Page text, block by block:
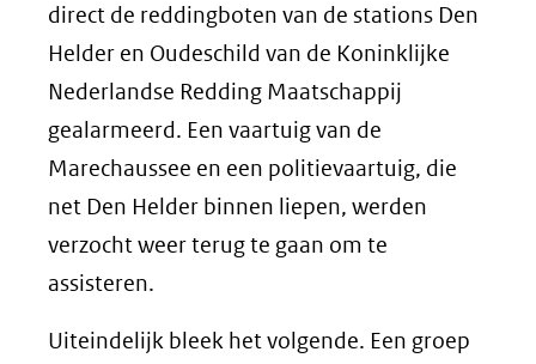
direct de reddingboten van de stations Den
Helder en Oudeschild van de Koninklijke
Nederlandse Redding Maatschappij
gealarmeerd. Een vaartuig van de
Marechaussee en een politievaartuig, die
net Den Helder binnen liepen, werden
verzocht weer terug te gaan om te
assisteren.
Uiteindelijk bleek het volgende. Een groep